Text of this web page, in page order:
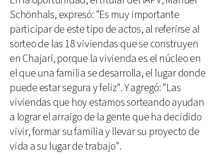
Schönhals, expresó: "Es muy importante
participar de este tipo de actos, al referirse al
sorteo de las 18 viviendas que se construyen
en Chajarí, porque la vivienda es el núcleo en
el que una familia se desarrolla, el lugar donde
puede estar segura y feliz". Y agregó: "Las
viviendas que hoy estamos sorteando ayudan
a lograr el arraigo de la gente que ha decidido
vivir, formar su familia y llevar su proyecto de
vida a su lugar de trabajo".